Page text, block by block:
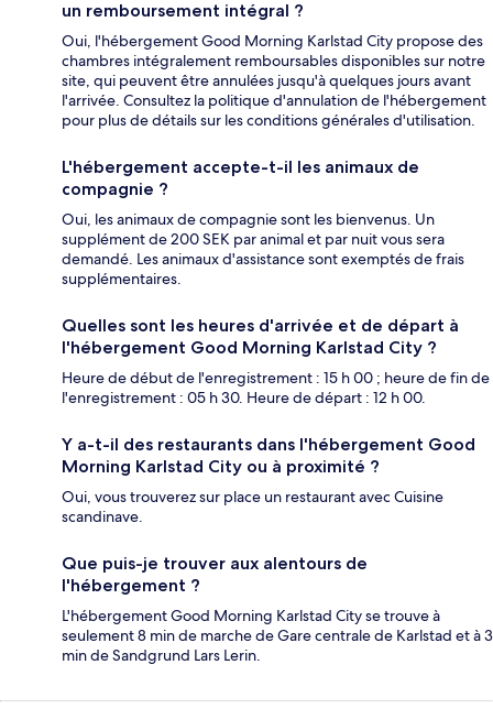
un remboursement intégral ?
Oui, l'hébergement Good Morning Karlstad City propose des
chambres intégralement remboursables disponibles sur notre
site, qui peuvent être annulées jusqu'à quelques jours avant
l'arrivée. Consultez la politique d'annulation de l'hébergement
pour plus de détails sur les conditions générales d'utilisation.
L'hébergement accepte-t-il les animaux de
compagnie ?
Oui, les animaux de compagnie sont les bienvenus. Un
supplément de 200 SEK par animal et par nuit vous sera
demandé. Les animaux d'assistance sont exemptés de frais
supplémentaires.
Quelles sont les heures d'arrivée et de départ à
l'hébergement Good Morning Karlstad City ?
Heure de début de l'enregistrement : 15 h 00 ; heure de fin de
l'enregistrement : 05 h 30. Heure de départ : 12 h 00.
Y a-t-il des restaurants dans l'hébergement Good
Morning Karlstad City ou à proximité ?
Oui, vous trouverez sur place un restaurant avec Cuisine
scandinave.
Que puis-je trouver aux alentours de
l'hébergement ?
L'hébergement Good Morning Karlstad City se trouve à
seulement 8 min de marche de Gare centrale de Karlstad et à 3
min de Sandgrund Lars Lerin.